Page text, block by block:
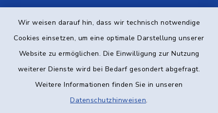
Wir weisen darauf hin, dass wir technisch notwendige
Cookies einsetzen, um eine optimale Darstellung unserer
Website zu ermöglichen. Die Einwilligung zur Nutzung
weiterer Dienste wird bei Bedarf gesondert abgefragt.
Weitere Informationen finden Sie in unseren
Datenschutzhinweisen.
Impressum
Elektronische Kommunikation
Sitemap